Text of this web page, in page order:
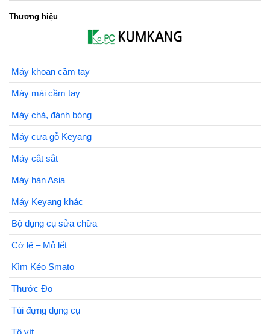
Thương hiệu
Máy khoan cầm tay
Máy mài cầm tay
Máy chà, đánh bóng
Máy cưa gỗ Keyang
Máy cắt sắt
Máy hàn Asia
Máy Keyang khác
Bộ dụng cụ sửa chữa
Cờ lê – Mỏ lết
Kìm Kéo Smato
Thước Đo
Túi đựng dụng cụ